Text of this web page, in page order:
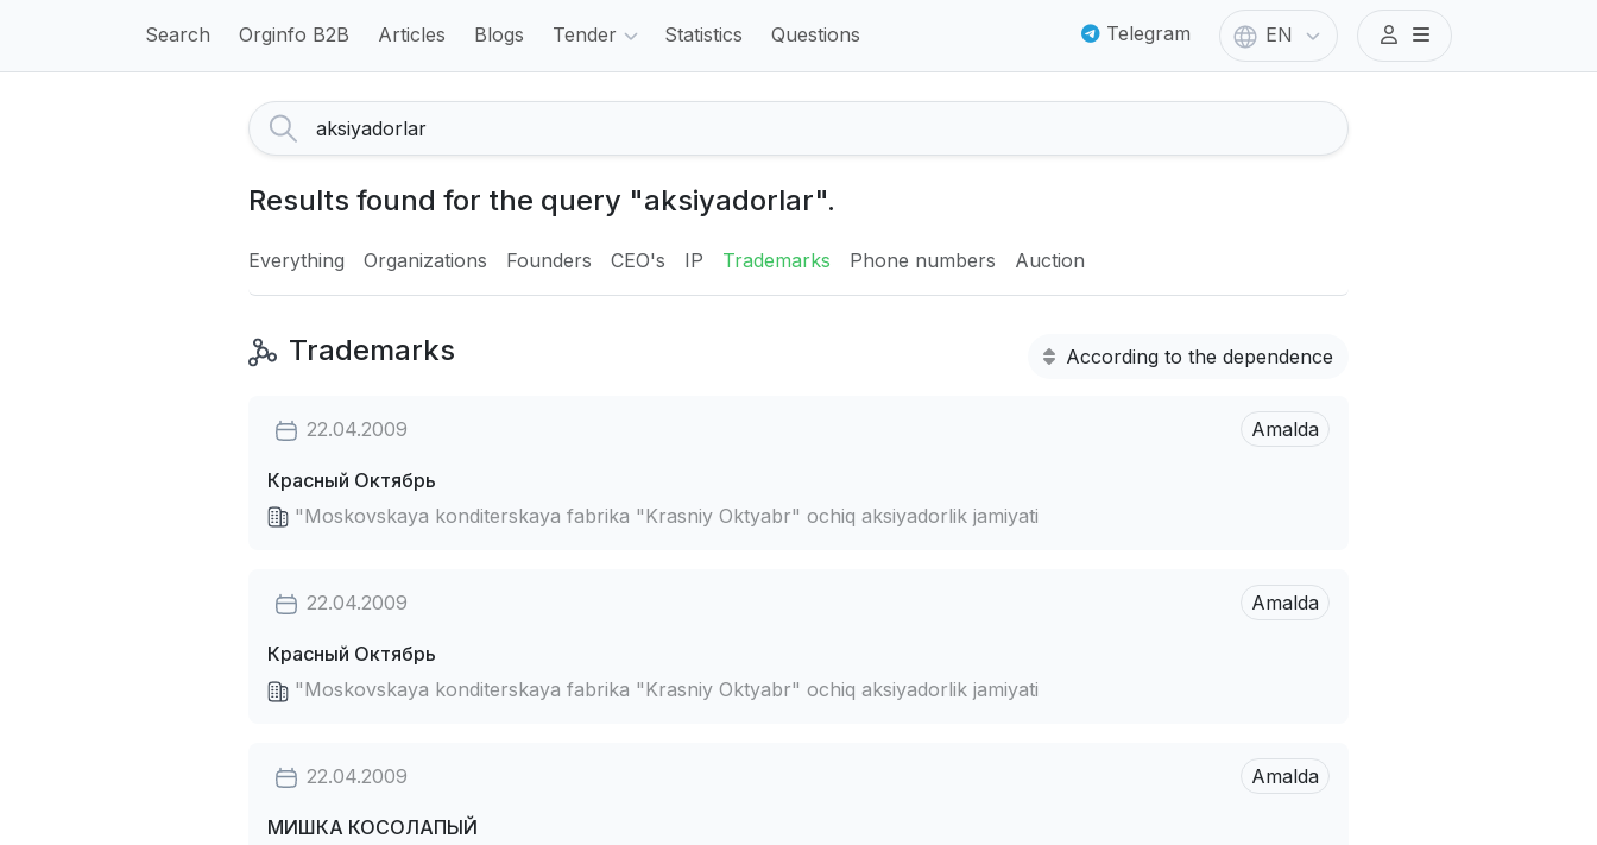
Search Orginfo B2B Articles Blogs Tender Statistics Questions Telegram EN
Results found for the query "aksiyadorlar".
Everything Organizations Founders CEO's IP Trademarks Phone numbers Auction
Trademarks According to the dependence
22.04.2009 Amalda
Красный Октябрь
"Moskovskaya konditerskaya fabrika "Krasniy Oktyabr" ochiq aksiyadorlik jamiyati
22.04.2009 Amalda
Красный Октябрь
"Moskovskaya konditerskaya fabrika "Krasniy Oktyabr" ochiq aksiyadorlik jamiyati
22.04.2009 Amalda
МИШКА КОСОЛАПЫЙ